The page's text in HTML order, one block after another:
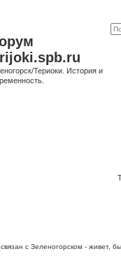
Териоки. История и
с Зеленогорском - живет,